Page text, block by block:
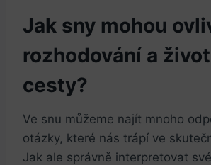
Jak sny mohou
rozhodování a
cesty?
Ve snu můžeme najít mnoho
otázky, které nás trápí ve
Jak ale správně interpretovat